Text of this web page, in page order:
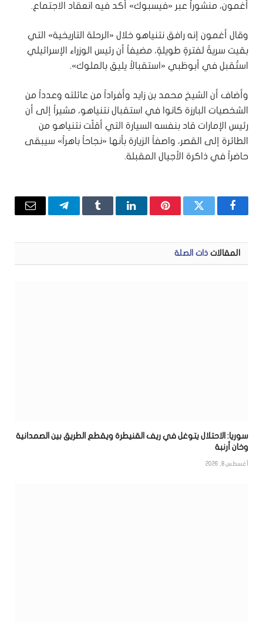
أغمون، منشوراً عبر «فيسبوك» أكد فيه انعقاد الاجتماع.
وقال أغمون إنه رافق نتنياهو خلال «الرحلة التاريخية» التي
بقيت سريةً لفترةٍ طويلةٍ، مضيفاً أن رئيس الوزراء الإسرائيلي
استُقبل في أبوظبي «استقبالاً يليق بالملوك».
وأضاف أن الشيخ محمد بن زايد وأفراداً من عائلته وعدداً من
الشخصيات البارزة كانوا في استقبال نتنياهو، مشيراً إلى أن
رئيس الإمارات قاد بنفسه السيارة التي أقلّت نتنياهو من
الطائرة إلى القصر، واصفاً الزيارة بأنها «نجاحاً باهراً» سيبقى
حاضراً في ذاكرة الأجيال المقبلة.
فيسبوكتويتر بينتيريستلينكدإنTumblrتيلقرامالبريد
المقالات ذات الصلة
سوريا: الاحتلال يتوغل في ريف القنيطرة ويقطع الطريق بين الصمدانية
وخان أرنبة
أغسطس 8, 2026